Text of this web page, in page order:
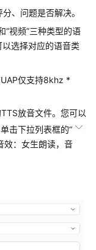
、问题是否解决。
“视频”三种类型的语
选择对应的语音类
仅支持8khz *
放音文件。您可以
击下拉列表框的“
效：女生朗读，音